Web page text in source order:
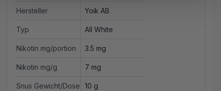
Hersteller Yoik AB
Typ All White
Nikotin mg/portion 3.5 mg
Nikotin mg/g 7 mg
Snus Gewicht/Dose 10 g